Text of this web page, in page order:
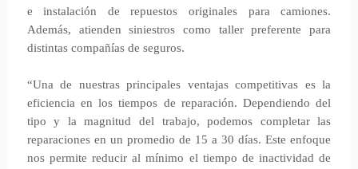
e instalación de repuestos originales para camiones.
Además, atienden siniestros como taller preferente para
distintas compañías de seguros.
“Una de nuestras principales ventajas competitivas es la
eficiencia en los tiempos de reparación. Dependiendo del
tipo y la magnitud del trabajo, podemos completar las
reparaciones en un promedio de 15 a 30 días. Este enfoque
nos permite reducir al mínimo el tiempo de inactividad de